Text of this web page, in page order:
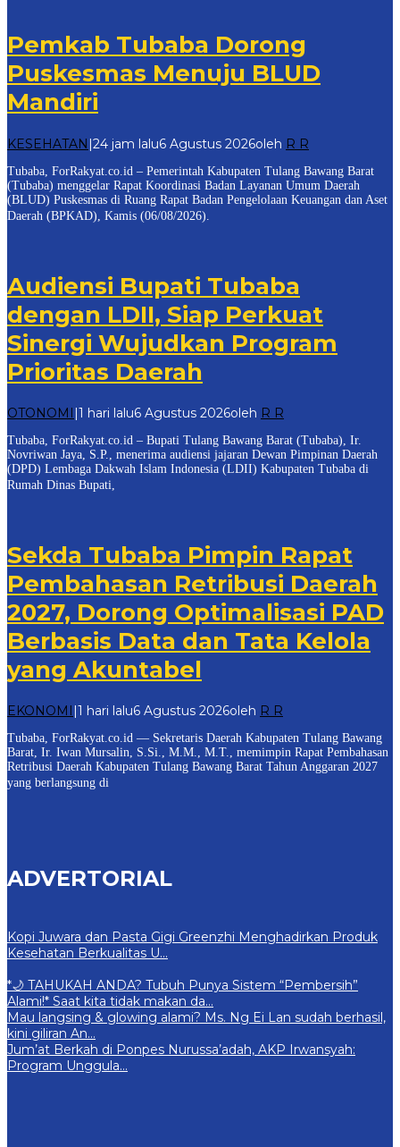
Pemkab Tubaba Dorong
Puskesmas Menuju BLUD
Mandiri
KESEHATAN |24 jam lalu6 Agustus 2026oleh R R
Tubaba, ForRakyat.co.id – Pemerintah Kabupaten Tulang Bawang Barat
(Tubaba) menggelar Rapat Koordinasi Badan Layanan Umum Daerah
(BLUD) Puskesmas di Ruang Rapat Badan Pengelolaan Keuangan dan Aset
Daerah (BPKAD), Kamis (06/08/2026).
Audiensi Bupati Tubaba
dengan LDII, Siap Perkuat
Sinergi Wujudkan Program
Prioritas Daerah
OTONOMI |1 hari lalu6 Agustus 2026oleh R R
Tubaba, ForRakyat.co.id – Bupati Tulang Bawang Barat (Tubaba), Ir.
Novriwan Jaya, S.P., menerima audiensi jajaran Dewan Pimpinan Daerah
(DPD) Lembaga Dakwah Islam Indonesia (LDII) Kabupaten Tubaba di
Rumah Dinas Bupati,
Sekda Tubaba Pimpin Rapat
Pembahasan Retribusi Daerah
2027, Dorong Optimalisasi PAD
Berbasis Data dan Tata Kelola
yang Akuntabel
EKONOMI 1 hari lalu6 Agustus 2026oleh R R
Tubaba, ForRakyat.co.id — Sekretaris Daerah Kabupaten Tulang Bawang
Barat, Ir. Iwan Mursalin, S.Si., M.M., M.T., memimpin Rapat Pembahasan
Retribusi Daerah Kabupaten Tulang Bawang Barat Tahun Anggaran 2027
yang berlangsung di
ADVERTORIAL
Kopi Juwara dan Pasta Gigi Greenzhi Menghadirkan Produk
Kesehatan Berkualitas U…
*🌙 TAHUKAH ANDA? Tubuh Punya Sistem “Pembersih”
Alami!* Saat kita tidak makan da…
Mau langsing & glowing alami? Ms. Ng Ei Lan sudah berhasil,
kini giliran An…
Jum’at Berkah di Ponpes Nurussa’adah, AKP Irwansyah:
Program Unggula…